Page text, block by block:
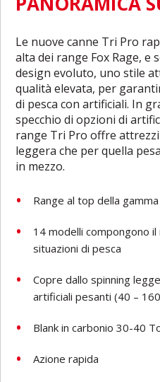
Le nuove canne Tri Pro
alta dei range Fox Rage, e
design evoluto, uno stile
qualità elevata, per
di pesca con artificiali. In
specchio di opzioni di
range Tri Pro offre
leggera che per quella
in mezzo.
Range al top della
14 modelli compongono
situazioni di pesca
Copre dallo spinning
artificiali pesanti (40 –
Blank in carbonio 30-40
Azione rapida